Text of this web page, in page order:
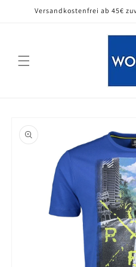
Versandkostenfrei ab 45€